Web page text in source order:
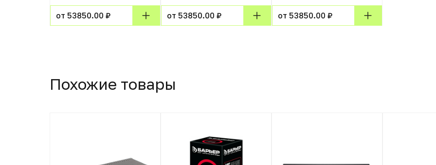
от 53850.00 ₽ от 53850.00 ₽ от 53850.00 ₽
Похожие товары